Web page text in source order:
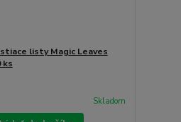
listy Magic Leaves
ks
Skladom